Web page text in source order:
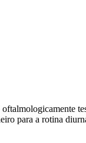
para a rotina